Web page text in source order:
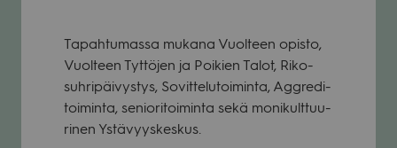
Tapah­tu­massa mukana Vuol­teen opisto,
Vuol­teen Tyt­tö­jen ja Poi­kien Talot, Riko­
suh­ri­päi­vys­tys, Sovit­te­lu­toi­minta, Aggredi-
toi­minta, senio­ri­toi­minta sekä moni­kult­tuu­
ri­nen Ystä­vyys­kes­kus.